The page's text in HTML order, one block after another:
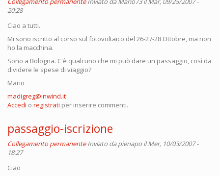
20:28
Ciao a tutti.
Mi sono iscritto al corso sul fotovoltaico del 26-27-28 Ottobre, ma non
ho la macchina.
Sono a Bologna. C'è qualcuno che mi può dare un passaggio, così da
dividere le spese di viaggio?
Mario
madigreg@inwind.it
Accedi o registrati per inserire commenti.
passaggio-iscrizione
Collegamento permanente Inviato dapienapo il Mer, 10/03/2007 -
18:27
Ciao